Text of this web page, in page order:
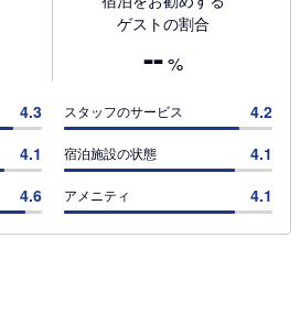
ゲストの割合
--%
4.3 スタッフのサービス 4.2
4.1 宿泊施設の状態 4.1
4.6 アメニティ 4.1